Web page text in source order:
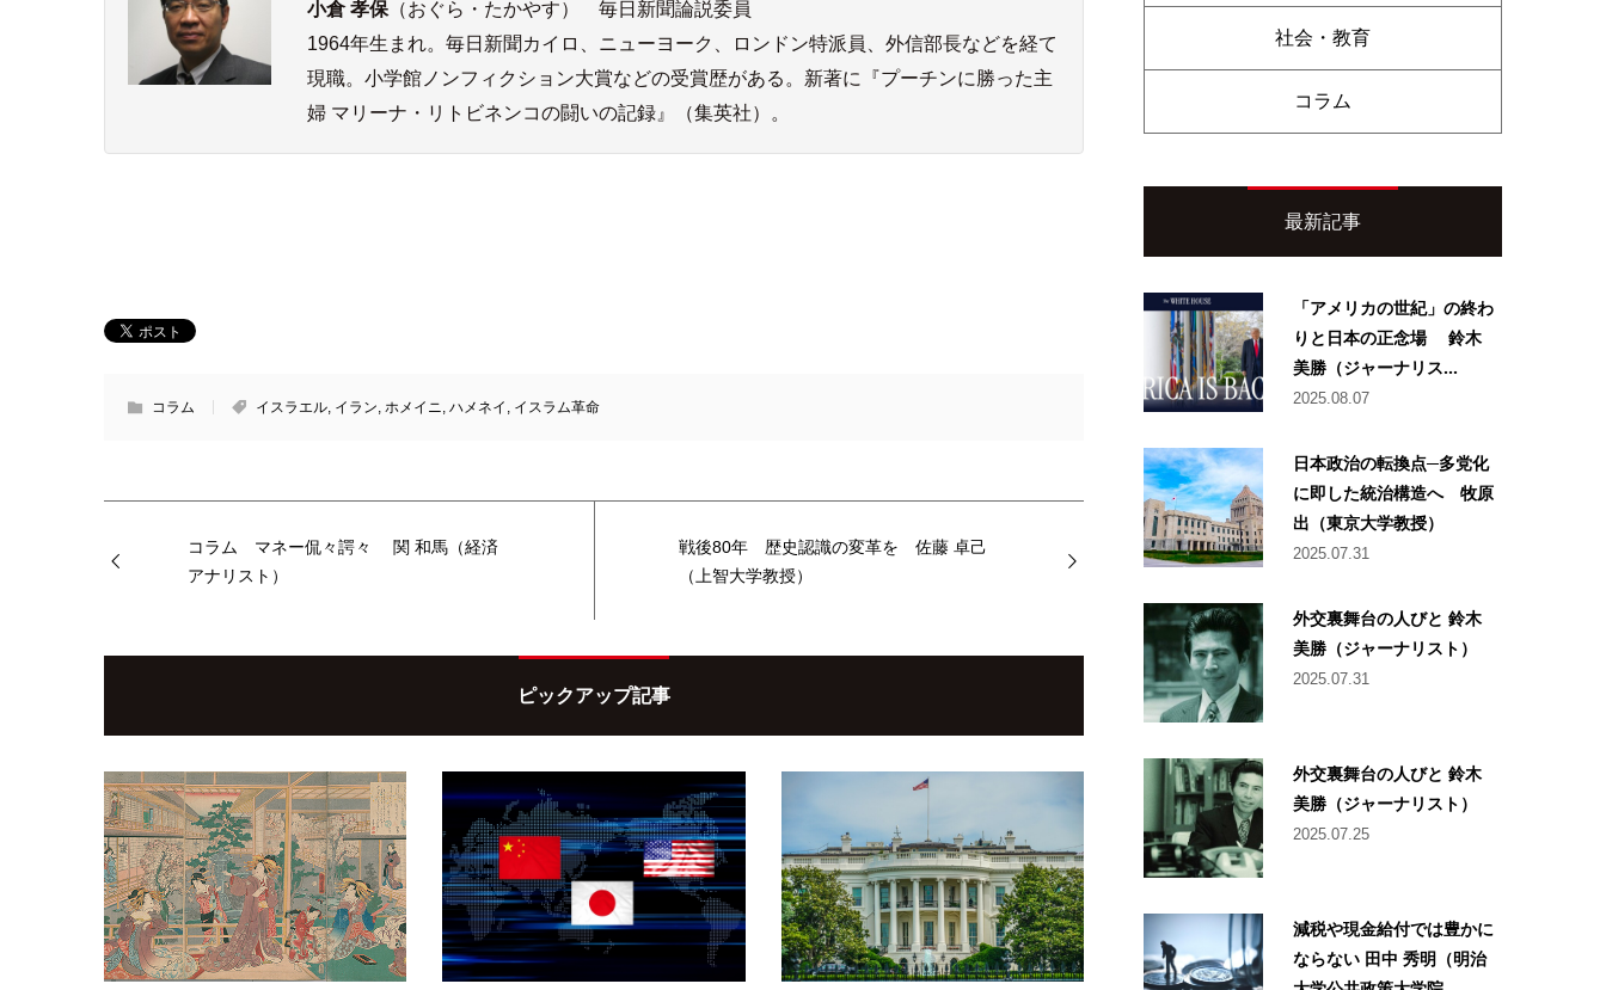
小倉 孝保 （おぐら・たかやす） 毎日新聞論説委員
1964年生まれ。毎日新聞カイロ、ニューヨーク、ロンドン特派員、外信部長などを経て
現職。小学館ノンフィクション大賞などの受賞歴がある。新著に『プーチンに勝った主
婦 マリーナ・リトビネンコの闘いの記録』（集英社）。
コラム イスラエル, イラン, ホメイニ, ハメネイ , イスラム革命
コラム マネー侃々諤々 関 和馬（経済
アナリスト）
戦後80年 歴史認識の変革を 佐藤 卓己
（上智大学教授）
ピックアップ記事
社会・教育
コラム
最新記事
「アメリカの世紀」の終わ
りと日本の正念場 鈴木
美勝（ジャーナリス...
2025.08.07
日本政治の転換点─多党化
に即した統治構造へ 牧原
出（東京大学教授）
2025.07.31
外交裏舞台の人びと 鈴木
美勝（ジャーナリスト）
2025.07.31
外交裏舞台の人びと 鈴木
美勝（ジャーナリスト）
2025.07.25
減税や現金給付では豊かに
ならない 田中 秀明（明治